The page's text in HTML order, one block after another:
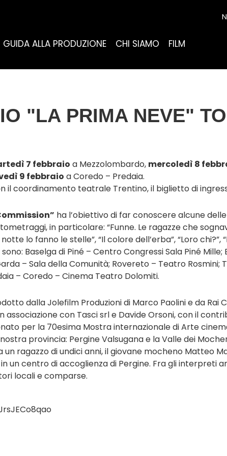
GUIDA ALLA PRODUZIONE CHI SIAMO FILM
"LA PRIMA NEVE"
7 febbraio a Mezzolombardo, mercoledì 8
9 febbraio a Coredo – Predaia.
il coordinamento teatrale Trentino, il biglietto di
ha l’obiettivo di far conoscere alcune
in particolare: “Funne. Le ragazze che
lo fanno le stelle”, “Il colore dell’erba”, “Loro
Baselga di Piné – Centro Congressi Sala Piné
– Sala della Comunità; Rovereto – Teatro
– Coredo – Cinema Teatro Dolomiti.
dalla Jolefilm Produzioni di Marco Paolini e da Rai
con Tasci srl e Davide Orsoni, con il
per la 70esima Mostra internazionale di Arte
provincia: Pergine Valsugana e la Valle dei
ragazzo di undici anni, il giovane mocheno Matteo
un centro di accoglienza di Pergine. Fra gli interpreti
locali e comparse.